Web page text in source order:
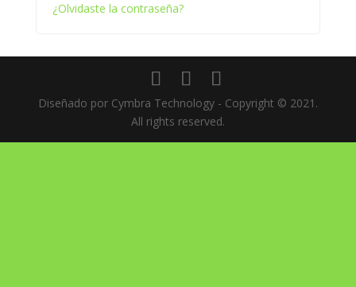
¿Olvidaste la contraseña?
Diseñado por Cymbra Technology - Copyright © 2021.
All rights reserved.